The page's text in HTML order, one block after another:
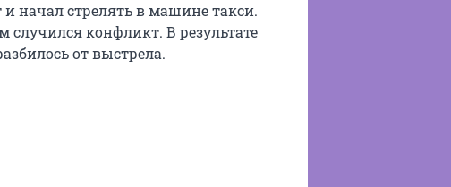
начал стрелять в машине такси.
конфликт. В результате
от выстрела.